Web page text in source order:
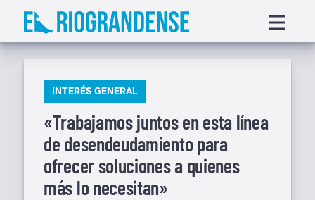
Saltar
menu
PUBLICADO
INTERÉS GENERAL
«Trabajamos juntos en esta línea
de desendeudamiento para
ofrecer soluciones a quienes
más lo necesitan»